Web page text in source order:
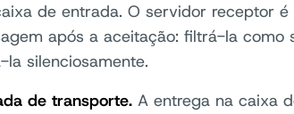
de entrada. O servidor receptor
após a aceitação: filtrá-la como
silenciosamente.
de transporte. A entrega na caixa